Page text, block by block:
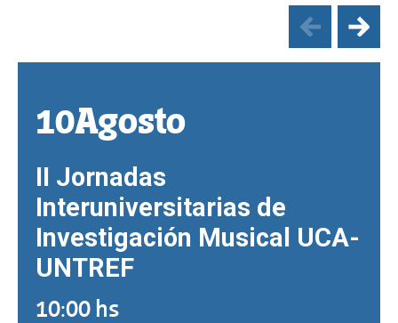
10Agosto
II Jornadas
Interuniversitarias de
Investigación Musical UCA-
UNTREF
10:00 hs